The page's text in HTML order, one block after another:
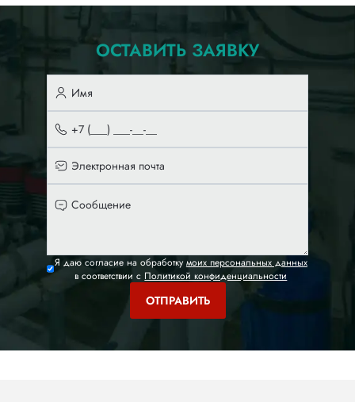
ОСТАВИТЬ ЗАЯВКУ
Я даю согласие на обработку моих персональных данных
в соответствии с Политикой конфиденциальности